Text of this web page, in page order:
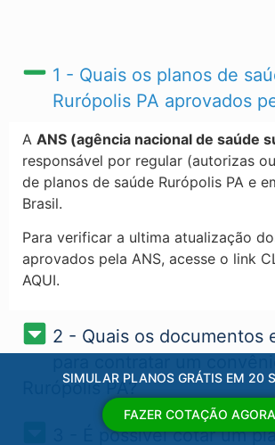
1 - Quais os planos de
Rurópolis PA​ aprovados
A ANS (agência nacional de saúde
responsável por regular (autorizas
de planos de saúde Rurópolis PA​ e
Brasil.
Para verificar a ultima atualização
aprovados pela ANS, acesse o link
AQUI.
2 - Quais os documentos
Rurópolis PA?
3 - É possível cotar um
SIMULAR PLANOS GRÁTIS EM 20
FAZER COTAÇÃO AGORA